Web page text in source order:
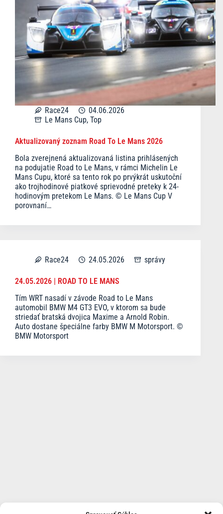
Race24
04.06.2026
Le Mans Cup, Top
Aktualizovaný zoznam Road To Le Mans 2026
Bola zverejnená aktualizovaná listina prihlásených
na podujatie Road to Le Mans, v rámci Michelin Le
Mans Cupu, ktoré sa tento rok po prvýkrát uskutoční
ako trojhodinové piatkové sprievodné preteky k 24-
hodinovým pretekom Le Mans. © Le Mans Cup V
porovnaní…
Race24 24.05.2026 správy
24.05.2026 | ROAD TO LE MANS
Tím WRT nasadí v závode Road to Le Mans
automobil BMW M4 GT3 EVO, v ktorom sa bude
striedať bratská dvojica Maxime a Arnold Robin.
Auto dostane špeciálne farby BMW M Motorsport. ©
BMW Motorsport